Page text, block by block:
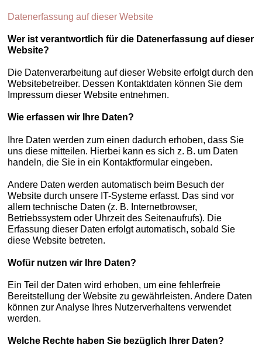
Datenerfassung auf dieser Website
Wer ist verantwortlich für die Datenerfassung auf dieser
Website?
Die Datenverarbeitung auf dieser Website erfolgt durch den
Websitebetreiber. Dessen Kontaktdaten können Sie dem
Impressum dieser Website entnehmen.
Wie erfassen wir Ihre Daten?
Ihre Daten werden zum einen dadurch erhoben, dass Sie
uns diese mitteilen. Hierbei kann es sich z. B. um Daten
handeln, die Sie in ein Kontaktformular eingeben.
Andere Daten werden automatisch beim Besuch der
Website durch unsere IT-Systeme erfasst. Das sind vor
allem technische Daten (z. B. Internetbrowser,
Betriebssystem oder Uhrzeit des Seitenaufrufs). Die
Erfassung dieser Daten erfolgt automatisch, sobald Sie
diese Website betreten.
Wofür nutzen wir Ihre Daten?
Ein Teil der Daten wird erhoben, um eine fehlerfreie
Bereitstellung der Website zu gewährleisten. Andere Daten
können zur Analyse Ihres Nutzerverhaltens verwendet
werden.
Welche Rechte haben Sie bezüglich Ihrer Daten?